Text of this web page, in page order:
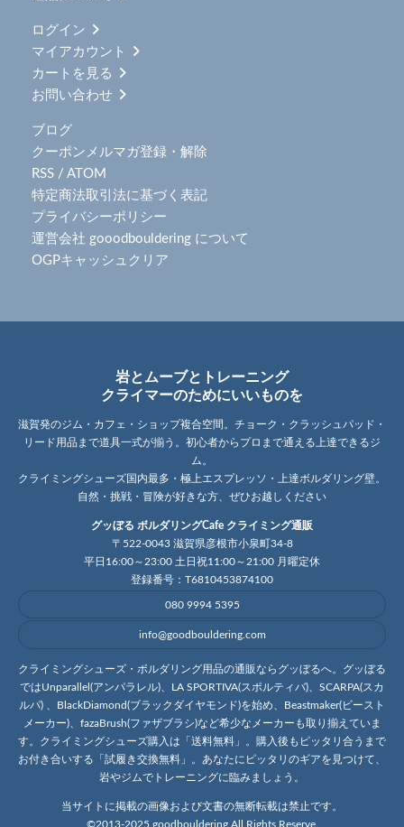
ログイン
マイアカウント
カートを見る
お問い合わせ
ブログ
クーポンメルマガ登録・解除
RSS / ATOM
特定商法取引法に基づく表記
プライバシーポリシー
運営会社 gooodbouldering について
OGPキャッシュクリア
岩とムーブとトレーニング
クライマーのためにいいものを
滋賀発のジム・カフェ・ショップ複合空間。チョーク・クラッシュパッド・
リード用品まで道具一式が揃う。初心者からプロまで通える上達できるジ
ム。
クライミングシューズ国内最多・極上エスプレッソ・上達ボルダリング壁。
自然・挑戦・冒険が好きな方、ぜひお越しください
グッぼる ボルダリングCafe クライミング通販
〒522-0043 滋賀県彦根市小泉町34-8
平日16:00～23:00 土日祝11:00～21:00 月曜定休
登録番号：T6810453874100
080 9994 5395
info@goodbouldering.com
クライミングシューズ・ボルダリング用品の通販ならグッぼるへ。グッぼる
ではUnparallel(アンパラレル)、LA SPORTIVA(スポルティバ)、SCARPA(スカ
ルパ) 、BlackDiamond(ブラックダイヤモンド)を始め、Beastmaker(ビースト
メーカー)、fazaBrush(ファザブラシ)など希少なメーカーも取り揃えていま
す。クライミングシューズ購入は「送料無料」。購入後もピッタリ合うまで
お付き合いする「試履き交換無料」。あなたにピッタリのギアを見つけて、
岩やジムでトレーニングに臨みましょう。
当サイトに掲載の画像および文書の無断転載は禁止です。
©2013-2025 goodbouldering All Rights Reserve.